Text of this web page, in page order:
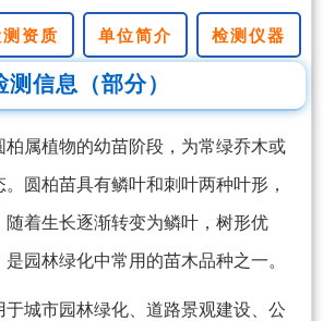
资质 单位简介 检测仪器
测信息（部分）
柏属植物的幼苗阶段，为常绿乔木或
圆柏苗具有鳞叶和刺叶两种叶形，
随着生长逐渐转变为鳞叶，树形优
园林绿化中常用的苗木品种之一。
于城市园林绿化、道路景观建设、公